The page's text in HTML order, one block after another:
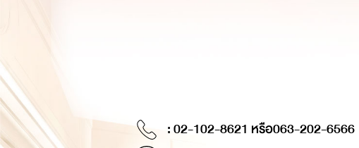
: 02-102-8621 หรือ063-202-6566